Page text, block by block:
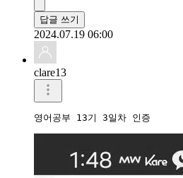
답글 쓰기
2024.07.19 06:00
clare13
영어공부 13기 3일차 인증